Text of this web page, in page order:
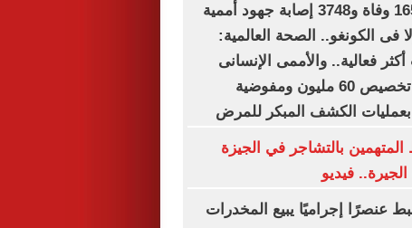
بعد تسجيل 1657 وفاة و3748 إصابة جهود أممية
فى الكونغو.. الصحة العالمية:
فعالية.. والأممى الإنسانى
(أوتشا) يعتزم تخصيص 60 مليون ومفوضية
بعمليات الكشف المبكر للمرض
المتهمين بالتشاجر في الجيزة
فيديو
عنصرًا إجراميًا يبيع المخدرات